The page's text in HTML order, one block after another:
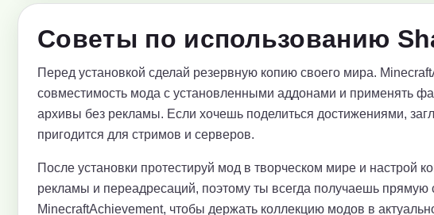
Советы по использованию
Перед установкой сделай резервную копию своего мира.
совместимость мода с установленными аддонами и применять
архивы без рекламы. Если хочешь поделиться достижениями,
пригодится для стримов и серверов.
После установки протестируй мод в творческом мире и настрой
рекламы и переадресаций, поэтому ты всегда получаешь прямую
MinecraftAchievement, чтобы держать коллекцию модов в